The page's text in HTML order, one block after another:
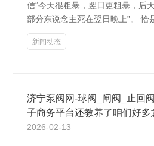
信“今天很粗暴，翌日更粗暴，后
部分东说念主死在翌日晚上”。 恰
新闻动态
济宁泵阀网-球阀_闸阀_止回
子商务平台还教养了咱们好多
2026-02-13